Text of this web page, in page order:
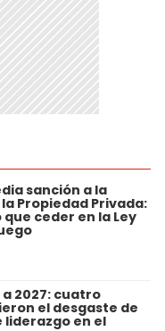
sanción a la
Propiedad Privada:
ceder en la Ley
2027: cuatro
el desgaste de
liderazgo en el